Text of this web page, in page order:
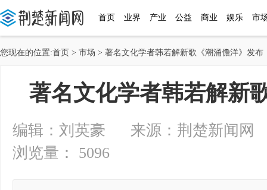
首页 业界 产业 公益 商业 娱乐 市
您现在的位置:首页 > 市场 > 著名文化学者韩若解新歌《潮涌儋洋》发布
著名文化学者韩若解新
编辑：刘英豪 来源：荆楚新闻网
浏览量： 5096